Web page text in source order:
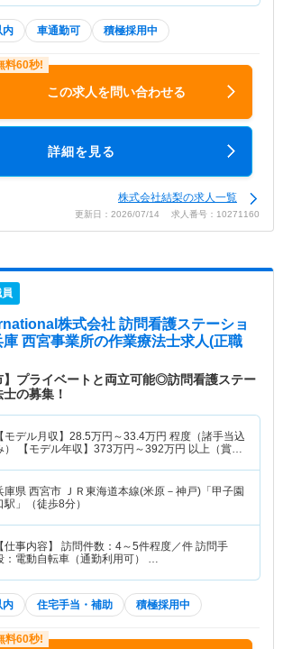
内 車通勤可 積極採用中
この求人を問い合わせる
詳細を見る
株式会社結梨の求人一覧
更新日：2026/07/14 求人番号：10271160
株式会社 訪問看護ステーショ
西宮事業所の作業療法士求人(正職
】プライベートと両立可能◎訪問看護ステー
の募集！
【モデル月収】 28.5万円～33.4万円 程度（諸手当込
） 【モデル年収】 373万円～392万円 以上（賞与
庫県 西宮市 ＪＲ東海道本線(米原－神戸)「甲子園
駅」（徒歩8分）
【仕事内容】 訪問件数：4～5件程度／件 訪問手
：電動自転車（通勤利用可） …
内 住宅手当・補助 積極採用中